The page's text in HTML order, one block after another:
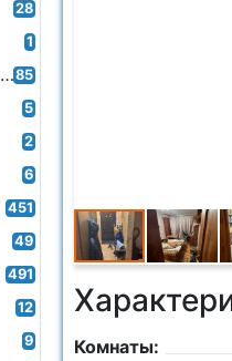
28
1
Помещения свободного назначения85
5
2
6
451
49
491
12
9 Комнаты: